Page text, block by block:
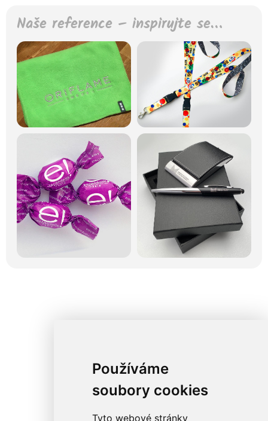
Používáme
soubory cookies
Tyto webové stránky
Naše reference – inspirujte se…